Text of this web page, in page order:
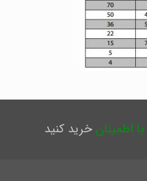
با اطمینانخرید کنید